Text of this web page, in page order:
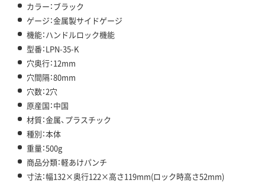
カラー：ブラック
ゲージ：金属製サイドゲージ
機能：ハンドルロック機能
型番：LPN-35-K
穴奥行：12mm
穴間隔：80mm
穴数：2穴
原産国：中国
材質：金属、プラスチック
種別：本体
重量：500g
商品分類：軽あけパンチ
寸法：幅132×奥行122×高さ119mm(ロック時高さ52mm)